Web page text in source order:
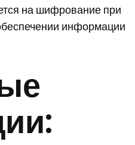
на шифрование при
информации